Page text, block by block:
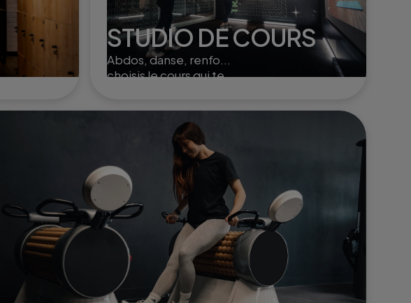
STUDIO DE COURS
Abdos, danse, renfo...
choisis le cours qui te